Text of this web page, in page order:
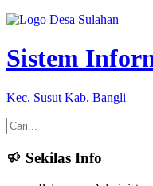
Sistem
Kec. Susut Kab. Bangli
Sekilas Info